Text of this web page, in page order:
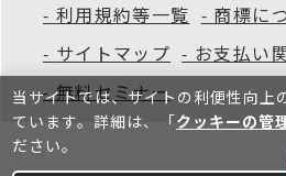
利用規約等一覧
商標に
サイトマップ
お支払い
無料セミナー
当サイトでは、サイトの利便性向上
ています。詳細は、「クッキーの管
ださい。